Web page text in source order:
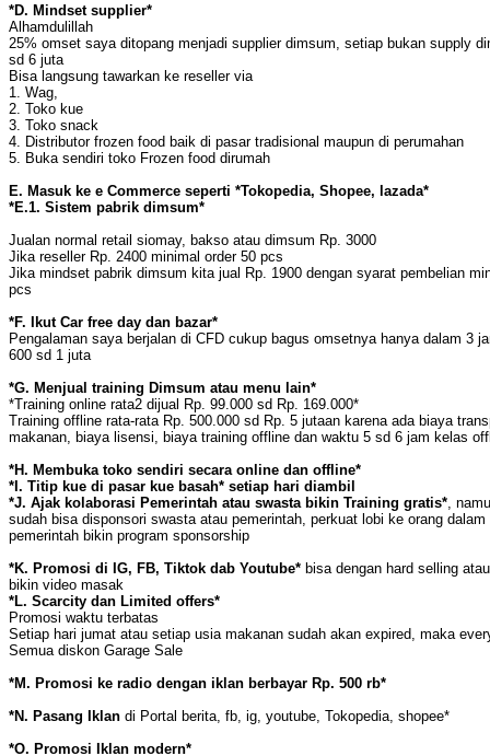
*D. Mindset supplier*
Alhamdulillah
25% omset saya ditopang menjadi supplier dimsum, setiap bukan supply
sd 6 juta
Bisa langsung tawarkan ke reseller via
1. Wag,
2. Toko kue
3. Toko snack
4. Distributor frozen food baik di pasar tradisional maupun di perumahan
5. Buka sendiri toko Frozen food dirumah
E. Masuk ke e Commerce seperti *Tokopedia, Shopee, lazada*
*E.1. Sistem pabrik dimsum*
Jualan normal retail siomay, bakso atau dimsum Rp. 3000
Jika reseller Rp. 2400 minimal order 50 pcs
Jika mindset pabrik dimsum kita jual Rp. 1900 dengan syarat pembelian
pcs
*F. Ikut Car free day dan bazar*
Pengalaman saya berjalan di CFD cukup bagus omsetnya hanya dalam 3
600 sd 1 juta
*G. Menjual training Dimsum atau menu lain*
*Training online rata2 dijual Rp. 99.000 sd Rp. 169.000*
Training offline rata-rata Rp. 500.000 sd Rp. 5 jutaan karena ada biaya
makanan, biaya lisensi, biaya training offline dan waktu 5 sd 6 jam kelas
*H. Membuka toko sendiri secara online dan offline*
*I. Titip kue di pasar kue basah* setiap hari diambil
*J. Ajak kolaborasi Pemerintah atau swasta bikin Training gratis* ,
sudah bisa disponsori swasta atau pemerintah, perkuat lobi ke orang
pemerintah bikin program sponsorship
*K. Promosi di IG, FB, Tiktok dab Youtube* bisa dengan hard selling
bikin video masak
*L. Scarcity dan Limited offers*
Promosi waktu terbatas
Setiap hari jumat atau setiap usia makanan sudah akan expired, maka
Semua diskon Garage Sale
*M. Promosi ke radio dengan iklan berbayar Rp. 500 rb*
*N. Pasang Iklan di Portal berita, fb, ig, youtube, Tokopedia, shopee*
*O. Promosi Iklan modern*